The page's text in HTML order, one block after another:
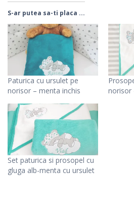
S-ar putea sa-ti placa ...
Paturica cu ursulet pe
norisor – menta inchis
norisor
Set paturica si prosopel cu
gluga alb-menta cu ursulet